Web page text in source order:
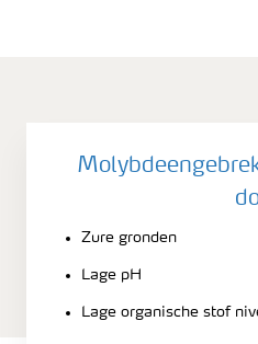
Zure gronden
Lage pH
Lage organische stof